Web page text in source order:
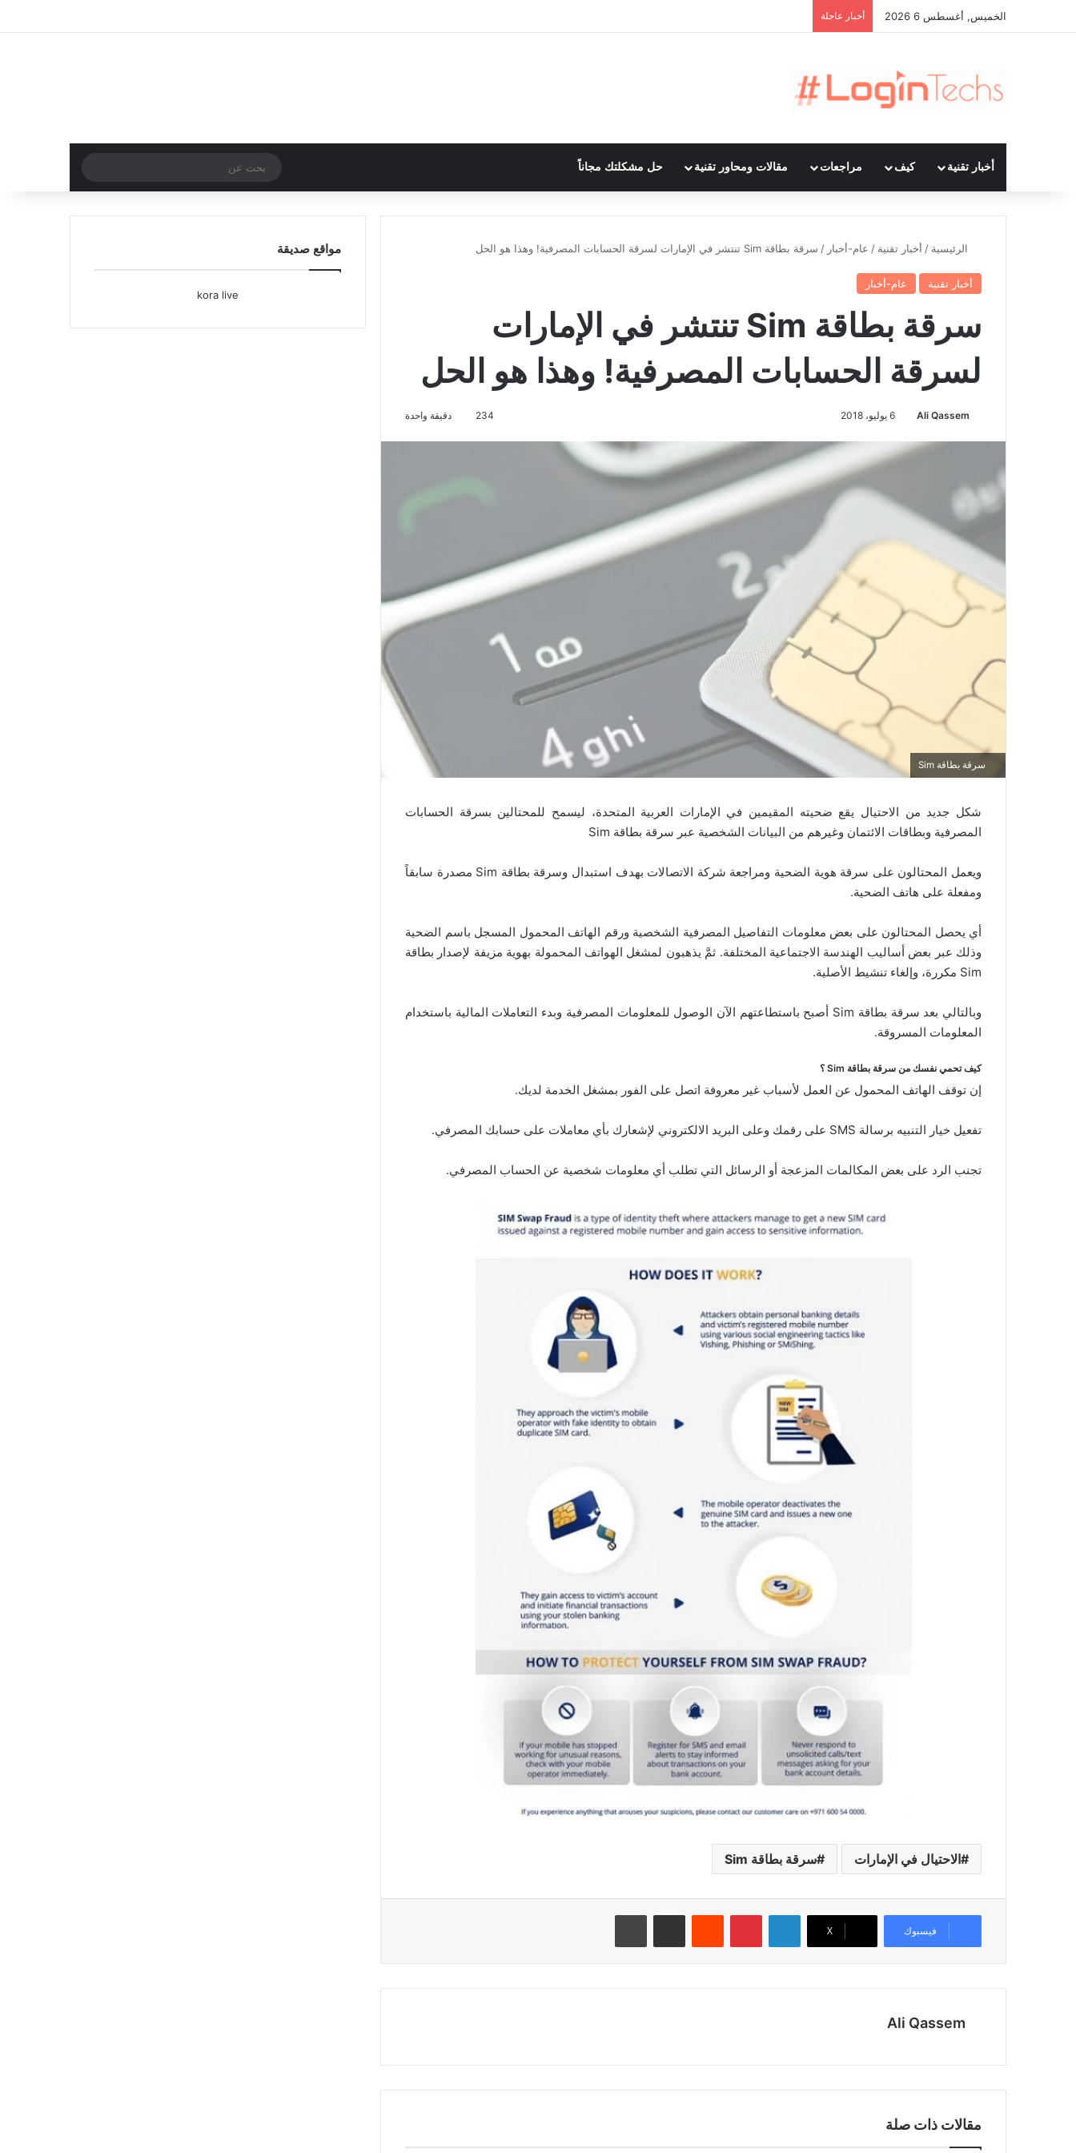
الخميس, أغسطس 6 2026 أخبار عاجلة
أخبار تقنية كيف مراجعات مقالات ومحاور تقنية حل مشكلتك مجاناً
عن
الرئيسية / أخبار تقنية / عام-أخبار / سرقة بطاقة Sim تنتشر في الإمارات لسرقة الحسابات المصرفية! وهذا هو الحل
أخبار تقنية عام-أخبار
سرقة بطاقة Sim تنتشر في الإمارات
لسرقة الحسابات المصرفية! وهذا هو الحل
Ali Qassem 6 يوليو، 2018 234 دقيقة واحدة
سرقة بطاقة Sim
شكل جديد من الاحتيال يقع ضحيته المقيمين في الإمارات العربية المتحدة، ليسمح للمحتالين بسرقة الحسابات
المصرفية وبطاقات الائتمان وغيرهم من البيانات الشخصية عبر سرقة بطاقة Sim
ويعمل المحتالون على سرقة هوية الضحية ومراجعة شركة الاتصالات بهدف استبدال وسرقة بطاقة Sim مصدرة سابقاً
ومفعلة على هاتف الضحية.
أي يحصل المحتالون على بعض معلومات التفاصيل المصرفية الشخصية ورقم الهاتف المحمول المسجل باسم الضحية
وذلك عبر بعض أساليب الهندسة الاجتماعية المختلفة. ثمَّ يذهبون لمشغل الهواتف المحمولة بهوية مزيفة لإصدار بطاقة
Sim مكررة، وإلغاء تنشيط الأصلية.
وبالتالي بعد سرقة بطاقة Sim أصبح باستطاعتهم الآن الوصول للمعلومات المصرفية وبدء التعاملات المالية باستخدام
المعلومات المسروقة.
كيف تحمي نفسك من سرقة بطاقة Sim ؟
إن توقف الهاتف المحمول عن العمل لأسباب غير معروفة اتصل على الفور بمشغل الخدمة لديك.
تفعيل خيار التنبيه برسالة SMS على رقمك وعلى البريد الالكتروني لإشعارك بأي معاملات على حسابك المصرفي.
تجنب الرد على بعض المكالمات المزعجة أو الرسائل التي تطلب أي معلومات شخصية عن الحساب المصرفي.
الاحتيال في الإمارات سرقة بطاقة Sim
فيسبوك ‫X
لينكدإن بينتيريست
Ali Qassem
مقالات ذات صلة
مواقع صديقة
kora live